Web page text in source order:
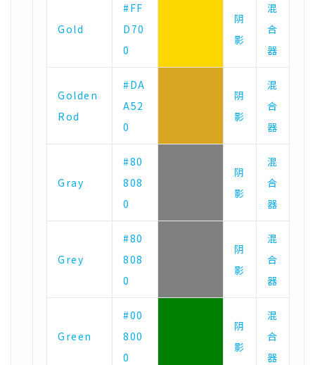
Gold
#FF
D70
0
阴
影
混
合
器
Golden
Rod
#DA
A52
0
阴
影
混
合
器
Gray
#80
808
0
阴
影
混
合
器
Grey
#80
808
0
阴
影
混
合
器
Green
#00
800
0
阴
影
混
合
器